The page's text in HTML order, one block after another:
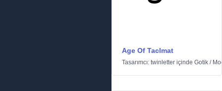
Age Of Taclmat
Tasarımcı: twinletter içinde Gotik /